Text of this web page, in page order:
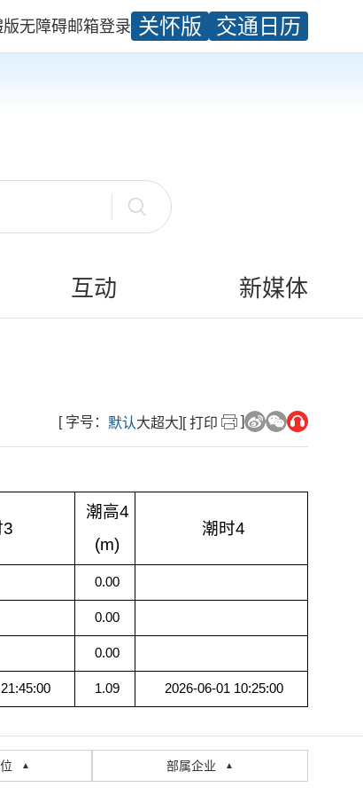
无障碍邮箱登录 关怀版 交通日历
互动 新媒体
[ 字号： 默认大超大] [ 打印 ]
3
潮高4
(m)
潮时4
0.00
0.00
0.00
1.09 2026-06-01 10:25:00
▲ 部属企业 ▲